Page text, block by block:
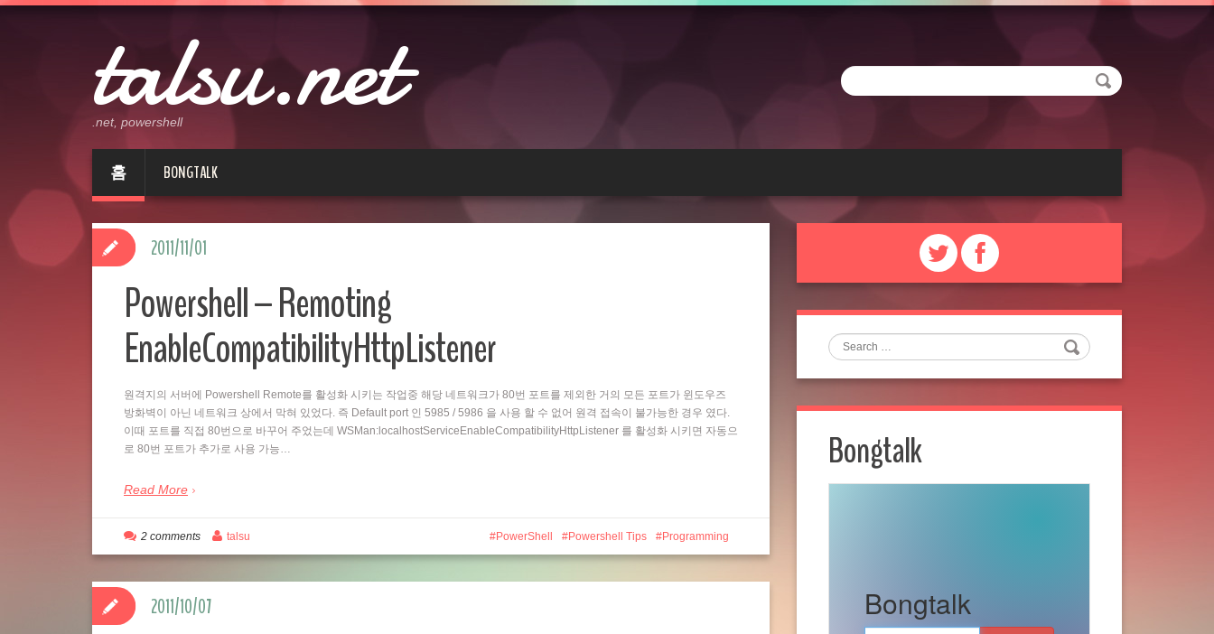
talsu.net
.net, powershell
홈 BONGTALK
Powershell – Remoting
EnableCompatibilityHttpListener
원격지의 서버에 Powershell Remote를 활성화 시키는 작업중 해당 네트워크가 80번 포트를 제외한 거의 모든 포트가 윈도우즈
방화벽이 아닌 네트워크 상에서 막혀 있었다. 즉 Default port 인 5985 / 5986 을 사용 할 수 없어 원격 접속이 불가능한 경우 였다.
이때 포트를 직접 80번으로 바꾸어 주었는데 WSMan:localhostServiceEnableCompatibilityHttpListener 를 활성화 시키면 자동으
로 80번 포트가 추가로 사용 가능…
Read More
2011/11/01
PowerShell Powershell Tips Programming
2 comments talsu
2011/10/07
Search
Bongtalk